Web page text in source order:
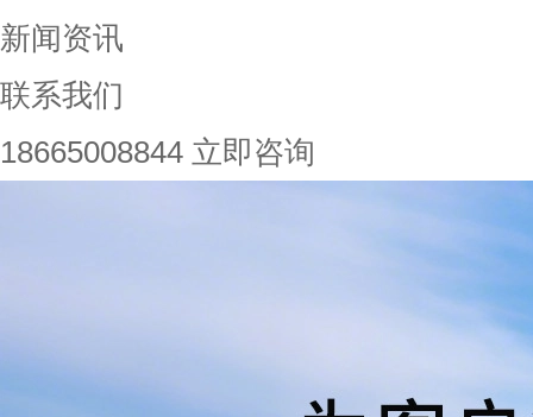
新闻资讯
联系我们
18665008844 立即咨询